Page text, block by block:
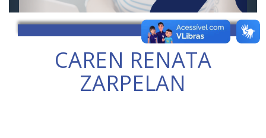
CAREN RENATA
ZARPELAN